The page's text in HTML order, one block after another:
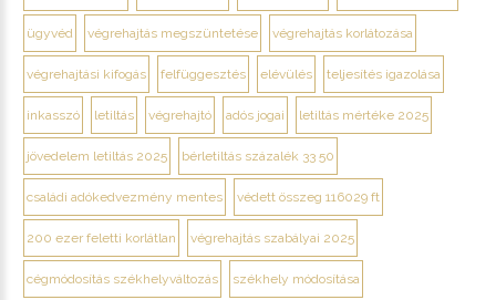
ügyvéd végrehajtás megszüntetése végrehajtás korlátozása
végrehajtási kifogás felfüggesztés elévülés teljesítés igazolása
inkasszó letiltás végrehajtó adós jogai letiltás mértéke 2025
jövedelem letiltás 2025 bérletiltás százalék 33 50
családi adókedvezmény mentes védett összeg 116029 ft
200 ezer feletti korlátlan végrehajtás szabályai 2025
cégmódosítás székhelyváltozás székhely módosítása